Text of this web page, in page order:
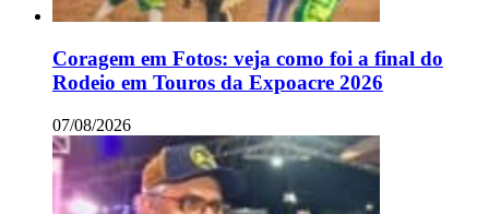
Coragem em Fotos: veja como foi a final do
Rodeio em Touros da Expoacre 2026
07/08/2026